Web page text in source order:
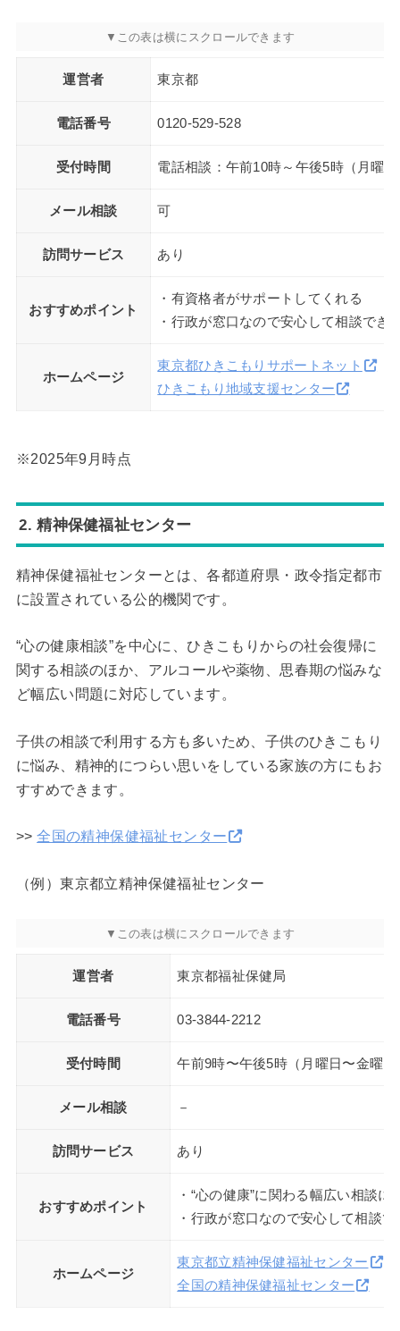
運営者 東京都
電話番号 0120-529-528
受付時間 電話相談：午前10時～午後5時（月曜
メール相談 可
訪問サービス あり
おすすめポイント
・有資格者がサポートしてくれる
・行政が窓口なので安心して相談でき
ホームページ
東京都ひきこもりサポートネット
ひきこもり地域支援センター
※2025年9月時点
2. 精神保健福祉センター
精神保健福祉センターとは、各都道府県・政令指定都市
に設置されている公的機関です。
“心の健康相談”を中心に、ひきこもりからの社会復帰に
関する相談のほか、アルコールや薬物、思春期の悩みな
ど幅広い問題に対応しています。
子供の相談で利用する方も多いため、子供のひきこもり
に悩み、精神的につらい思いをしている家族の方にもお
すすめできます。
>>全国の精神保健福祉センター
（例）東京都立精神保健福祉センター
運営者 東京都福祉保健局
電話番号 03-3844-2212
受付時間 午前9時〜午後5時（月曜日〜金曜
メール相談 －
訪問サービス あり
おすすめポイント
・“心の健康”に関わる幅広い相談に
・行政が窓口なので安心して相談で
ホームページ
東京都立精神保健福祉センター
全国の精神保健福祉センター